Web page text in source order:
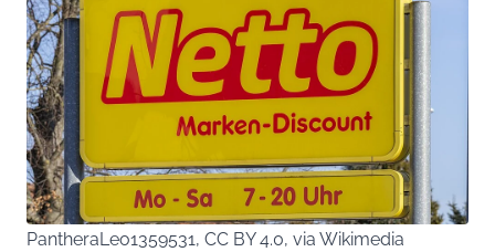
PantheraLeo1359531, CC BY 4.0, via Wikimedia